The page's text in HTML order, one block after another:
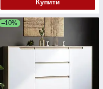
Купити
–10%